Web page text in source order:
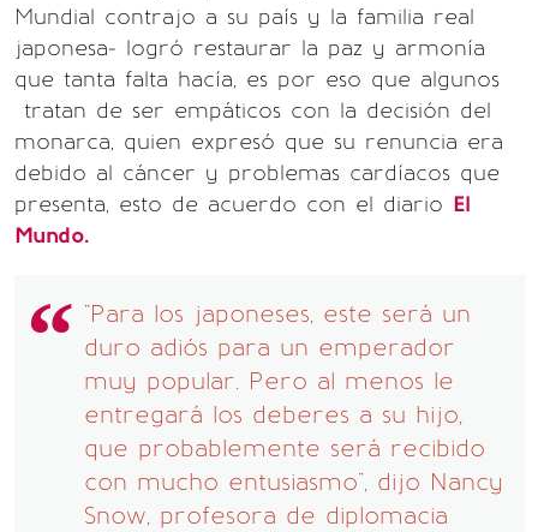
Mundial contrajo a su país y la familia real
japonesa- logró restaurar la paz y armonía
que tanta falta hacía, es por eso que algunos
tratan de ser empáticos con la decisión del
monarca, quien expresó que su renuncia era
debido al cáncer y problemas cardíacos que
presenta, esto de acuerdo con el diario El
Mundo.
"Para los japoneses, este será un
duro adiós para un emperador
muy popular. Pero al menos le
entregará los deberes a su hijo,
que probablemente será recibido
con mucho entusiasmo", dijo Nancy
Snow, profesora de diplomacia